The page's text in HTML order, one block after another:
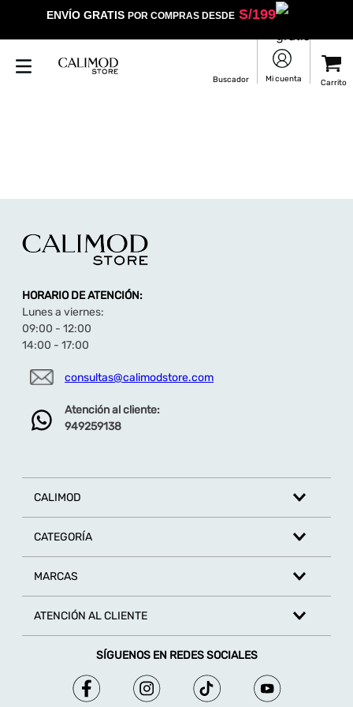
ENVÍO GRATIS POR COMPRAS DESDES/199
HORARIO DE ATENCIÓN:
Lunes a viernes:
09:00 - 12:00
14:00 - 17:00
consultas@calimodstore.com
Atención al cliente:
949259138
CALIMOD
CATEGORÍA
MARCAS
ATENCIÓN AL CLIENTE
SÍGUENOS EN REDES SOCIALES